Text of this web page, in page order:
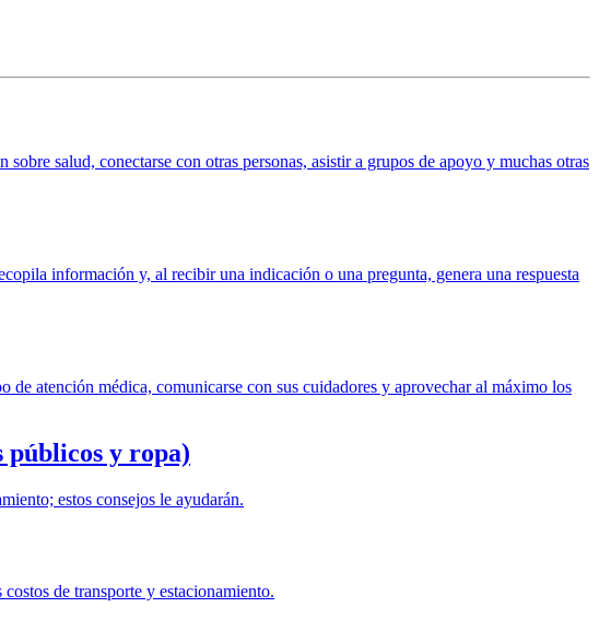
salud, conectarse con otras personas, asistir a grupos de apoyo y muchas otras
información y, al recibir una indicación o una pregunta, genera una respuesta
atención médica, comunicarse con sus cuidadores y aprovechar al máximo los
públicos y ropa)
estos consejos le ayudarán.
de transporte y estacionamiento.